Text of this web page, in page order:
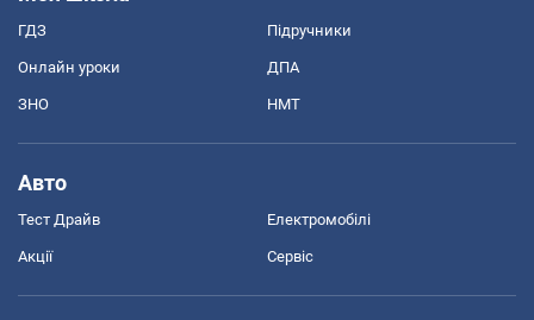
ГДЗ Підручники
Онлайн уроки ДПА
ЗНО НМТ
Авто
Тест Драйв Електромобілі
Акції Сервіс